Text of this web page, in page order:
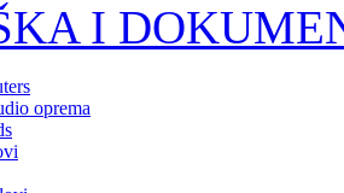
I
oprema